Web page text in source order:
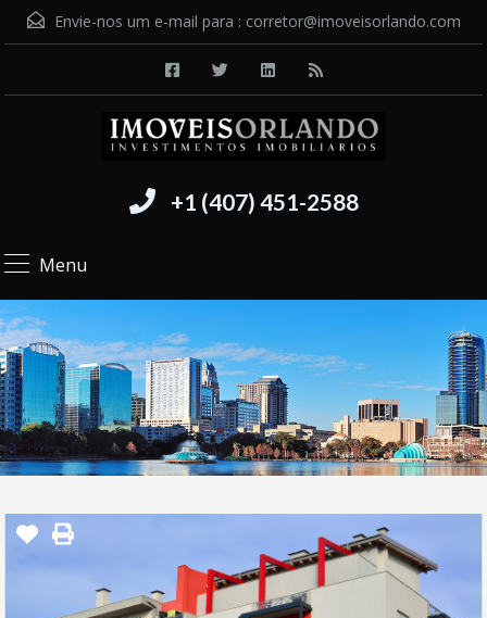
Envie-nos um e-mail para : corretor@imoveisorlando.com
+1 (407) 451-2588
Menu